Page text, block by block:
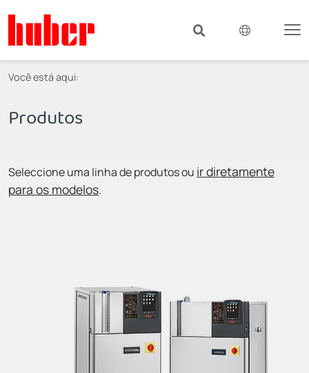
Você está aqui:
Produtos
Seleccione uma linha de produtos ou ir diretamente
para os modelos.